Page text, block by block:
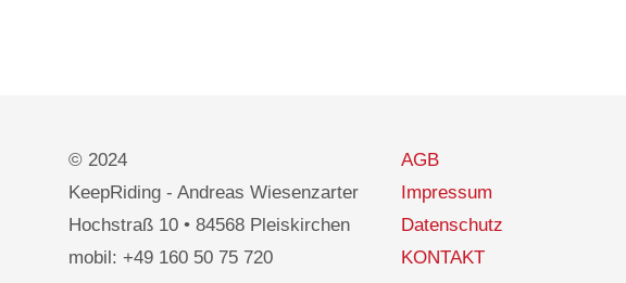
© 2024
KeepRiding - Andreas Wiesenzarter
Hochstraß 10 • 84568 Pleiskirchen
mobil: +49 160 50 75 720
AGB
Impressum
Datenschutz
KONTAKT